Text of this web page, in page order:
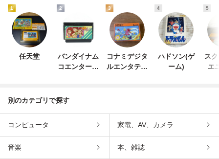
1
任天堂
2
バンダイナム
コエンターテ
3
コナミデジタ
ルエンタテイ
4
ハドソン(ゲ
ーム)
5
ス
エ
別のカテゴリで探す
コンピュータ 家電、AV、カメラ
音楽 本、雑誌